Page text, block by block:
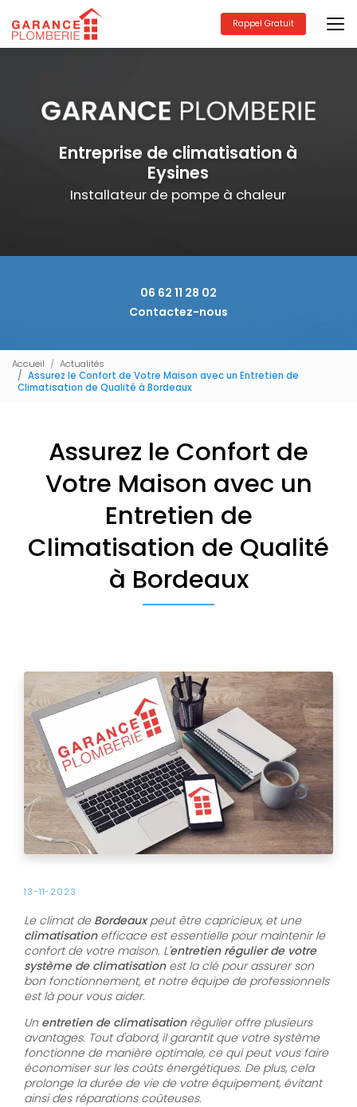
au
contenu
principal
Rappel Gratuit
Entreprise de climatisation à
Eysines
Installateur de pompe à chaleur
06 62 11 28 02
Contactez-nous
Accueil
Actualités
Assurez le Confort de Votre Maison avec un Entretien de
Climatisation de Qualité à Bordeaux
Assurez le Confort de
Votre Maison avec un
Entretien de
Climatisation de Qualité
à Bordeaux
13-11-2023
Le climat de Bordeauxpeut être capricieux, et une
climatisationefficace est essentielle pour maintenir le
confort de votre maison. L'entretien régulier de votre
système de climatisationest la clé pour assurer son
bon fonctionnement, et notre équipe de professionnels
est là pour vous aider.
Un entretien de climatisationrégulier offre plusieurs
avantages. Tout d'abord, il garantit que votre système
fonctionne de manière optimale, ce qui peut vous faire
économiser sur les coûts énergétiques. De plus, cela
prolonge la durée de vie de votre équipement, évitant
ainsi des réparations coûteuses.